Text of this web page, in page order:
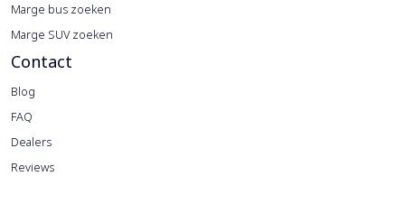
Marge bus zoeken
Marge SUV zoeken
Contact
Blog
FAQ
Dealers
Reviews